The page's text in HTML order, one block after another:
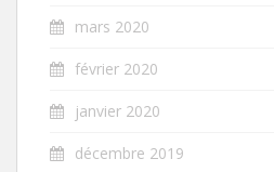
mars 2020
février 2020
janvier 2020
décembre 2019